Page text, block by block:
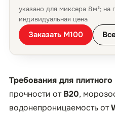
указано для миксера 8 м³; на
индивидуальная цена
Заказать М100
Требования для
прочности отB20,
водонепроницаемость от